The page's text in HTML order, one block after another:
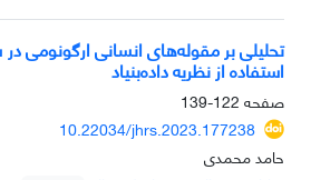
تحلیلی بر مقوله‌های انسانی ارگونومی در
استفاده از نظریه داده‌بنیاد
صفحه 122-139
10.22034/jhrs.2023.177238
حامد محمدی